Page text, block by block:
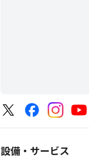
設備・サービス